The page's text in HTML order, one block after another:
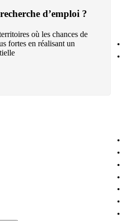
d’emploi ?
où les chances de
fortes en réalisant un